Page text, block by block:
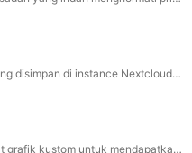
Lihat semua resep Anda yang disimpan di instance Nextcloud Anda.
Lacak data pribadi dan buat grafik kustom untuk mendapatkan wawasan pribadi!